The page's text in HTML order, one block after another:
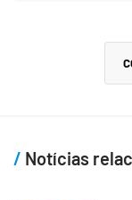
Notícias